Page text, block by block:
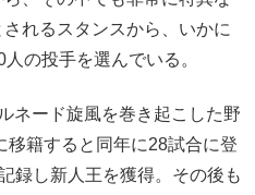
れるスタンスから、いかに
の投手を選んでいる。
ネード旋風を巻き起こした野
移籍すると同年に28試合に登
録し新人王を獲得。その後も